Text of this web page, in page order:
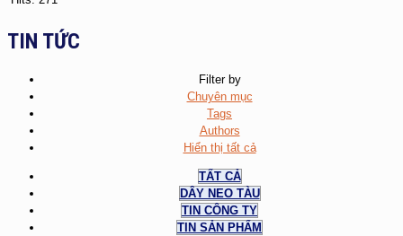
TIN TỨC
Filter by
Chuyên mục
Tags
Authors
Hiển thị tất cả
TẤT CẢ
DÂY NEO TÀU
TIN CÔNG TY
TIN SẢN PHẨM